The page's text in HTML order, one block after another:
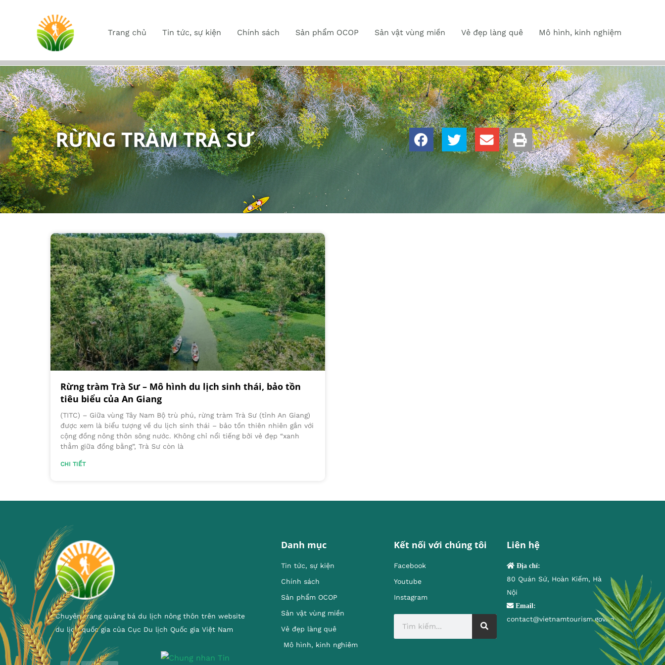
Trang chủ Tin tức, sự kiện Chính sách Sản phẩm OCOP Sản vật vùng miền Vẻ đẹp làng quê Mô hình, kinh nghiệm
RỪNG TRÀM TRÀ SƯ
Rừng tràm Trà Sư – Mô hình du lịch sinh thái, bảo tồn
tiêu biểu của An Giang
(TITC) – Giữa vùng Tây Nam Bộ trù phú, rừng tràm Trà Sư (tỉnh An Giang)
được xem là biểu tượng về du lịch sinh thái – bảo tồn thiên nhiên gắn với
cộng đồng nông thôn sông nước. Không chỉ nổi tiếng bởi vẻ đẹp “xanh
thẳm giữa đồng bằng”, Trà Sư còn là
CHI TIẾT
Chuyên trang quảng bá du lịch nông thôn trên website
du lịch quốc gia của Cục Du lịch Quốc gia Việt Nam
Danh mục
Tin tức, sự kiện
Chính sách
Sản phẩm OCOP
Sản vật vùng miền
Vẻ đẹp làng quê
Mô hình, kinh nghiêm
Kết nối với chúng tôi
Facebook
Youtube
Instagram
Liên hệ
Địa chỉ:
80 Quán Sứ, Hoàn Kiếm, Hà
Nội
Email:
contact@vietnamtourism.gov.vn